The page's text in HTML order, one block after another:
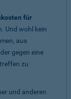
für
Und wohl kein
aus
gegen eine
zu
und anderen